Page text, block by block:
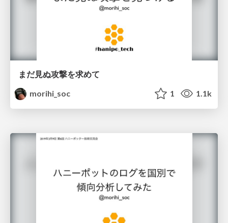
まだ見ぬ攻撃を求めて
morihi_soc
1 1.1k